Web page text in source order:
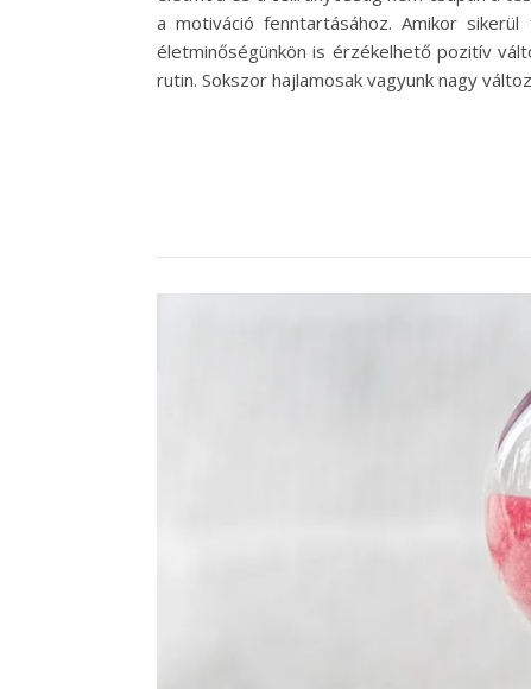
a motiváció fenntartásához. Amikor
életminőségünkön is érzékelhető pozitív
rutin. Sokszor hajlamosak vagyunk nagy